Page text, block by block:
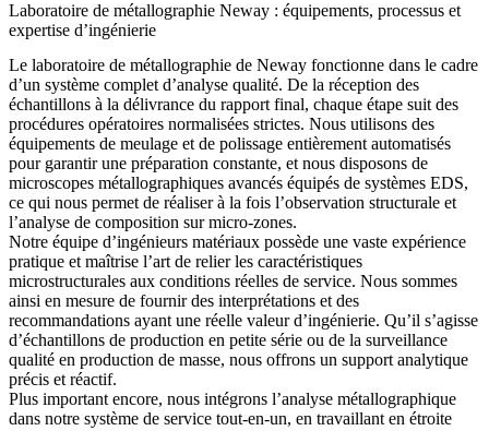
Laboratoire de métallographie Neway : équipements, processus et
expertise d’ingénierie
Le laboratoire de métallographie de Neway fonctionne dans le cadre
d’un système complet d’analyse qualité. De la réception des
échantillons à la délivrance du rapport final, chaque étape suit des
procédures opératoires normalisées strictes. Nous utilisons des
équipements de meulage et de polissage entièrement automatisés
pour garantir une préparation constante, et nous disposons de
microscopes métallographiques avancés équipés de systèmes EDS,
ce qui nous permet de réaliser à la fois l’observation structurale et
l’analyse de composition sur micro-zones.
Notre équipe d’ingénieurs matériaux possède une vaste expérience
pratique et maîtrise l’art de relier les caractéristiques
microstructurales aux conditions réelles de service. Nous sommes
ainsi en mesure de fournir des interprétations et des
recommandations ayant une réelle valeur d’ingénierie. Qu’il s’agisse
d’échantillons de production en petite série ou de la surveillance
qualité en production de masse, nous offrons un support analytique
précis et réactif.
Plus important encore, nous intégrons l’analyse métallographique
dans notre système de service tout-en-un, en travaillant en étroite